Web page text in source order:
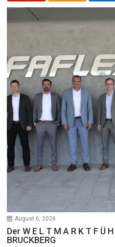
August 6, 2026
Der W E L T M A R K T F Ü
BRUCKBERG